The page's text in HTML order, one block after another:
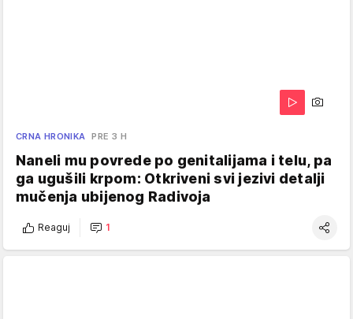
CRNA HRONIKA PRE 3 H
Naneli mu povrede po genitalijama i telu, pa
ga ugušili krpom: Otkriveni svi jezivi detalji
mučenja ubijenog Radivoja
Reaguj 1